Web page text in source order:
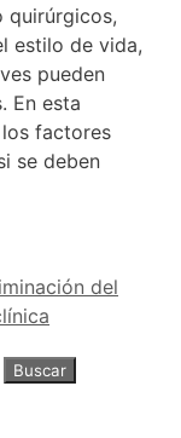
quirúrgicos,
estilo de vida,
pueden
En esta
factores
se deben
del